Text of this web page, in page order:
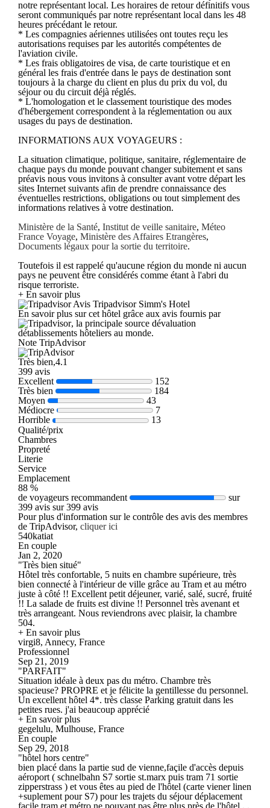
notre représentant local. Les horaires de retour définitifs vous
seront communiqués par notre représentant local dans les 48
heures précédant le retour.
* Les compagnies aériennes utilisées ont toutes reçu les
autorisations requises par les autorités compétentes de
l'aviation civile.
* Les frais obligatoires de visa, de carte touristique et en
général les frais d'entrée dans le pays de destination sont
toujours à la charge du client en plus du prix du vol, du
séjour ou du circuit déjà réglés.
* L'homologation et le classement touristique des modes
d'hébergement correspondent à la réglementation ou aux
usages du pays de destination.
INFORMATIONS AUX VOYAGEURS :
La situation climatique, politique, sanitaire, réglementaire de
chaque pays du monde pouvant changer subitement et sans
préavis nous vous invitons à consulter avant votre départ les
sites Internet suivants afin de prendre connaissance des
éventuelles restrictions, obligations ou tout simplement des
informations relatives à votre destination.
Ministère de la Santé, Institut de veille sanitaire, Méteo
France Voyage, Ministère des Affaires Etrangères,
Documents légaux pour la sortie du territoire.
Toutefois il est rappelé qu'aucune région du monde ni aucun
pays ne peuvent être considérés comme étant à l'abri du
risque terroriste.
+ En savoir plus
Avis Tripadvisor Simm's Hotel
En savoir plus sur cet hôtel grâce aux avis fournis par
, la principale source dévaluation
détablissements hôteliers au monde.
Note TripAdvisor
Très bien,4.1
399 avis
Excellent
152
Très bien
184
Moyen
43
Médiocre
7
Horrible
13
Qualité/prix
Chambres
Propreté
Literie
Service
Emplacement
88 %
de voyageurs recommandent
sur
399 avis sur 399 avis
Pour plus d'information sur le contrôle des avis des membres
de TripAdvisor, cliquer ici
540katiat
En couple
Jan 2, 2020
"Très bien situé"
Hôtel très confortable, 5 nuits en chambre supérieure, très
bien connecté à l'intérieur de ville grâce au Tram et au métro
juste à côté !! Excellent petit déjeuner, varié, salé, sucré, fruité
!! La salade de fruits est divine !! Personnel très avenant et
très arrangeant. Nous reviendrons avec plaisir, la chambre
504.
+ En savoir plus
virgi8, Annecy, France
Professionnel
Sep 21, 2019
"PARFAIT"
Situation idéale à deux pas du métro. Chambre très
spacieuse? PROPRE et je félicite la gentillesse du personnel.
Un excellent hôtel 4*. très classe Parking gratuit dans les
petites rues. j'ai beaucoup apprécié
+ En savoir plus
gegelulu, Mulhouse, France
En couple
Sep 29, 2018
"hôtel hors centre"
bien placé dans la partie sud de vienne,façile d'accès depuis
aéroport ( schnelbahn S7 sortie st.marx puis tram 71 sortie
zipperstrass ) et vous êtes au pied de l'hôtel (carte viener linen
+suplement pour S7) pour les trajets du séjour déplacement
facile tram et métro ne pouvant pas être plus près de l'hôtel . .